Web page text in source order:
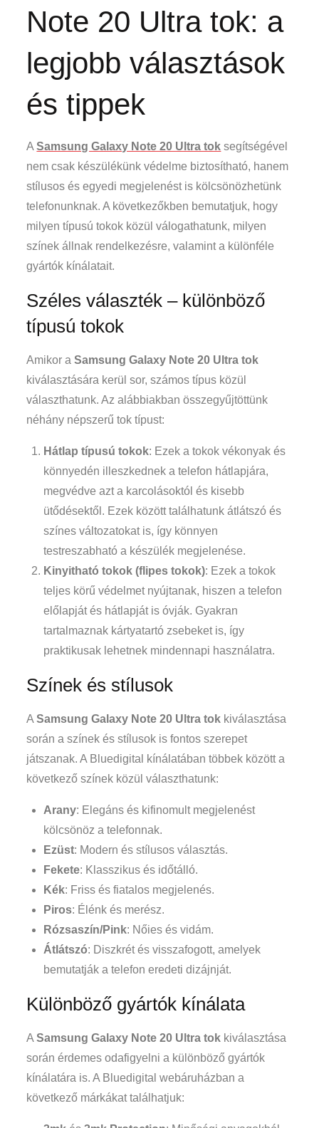
Note 20 Ultra tok: a
legjobb választások
és tippek
ASamsung Galaxy Note 20 Ultra tok segítségével
nem csak készülékünk védelme biztosítható, hanem
stílusos és egyedi megjelenést is kölcsönözhetünk
telefonunknak. A következőkben bemutatjuk, hogy
milyen típusú tokok közül válogathatunk, milyen
színek állnak rendelkezésre, valamint a különféle
gyártók kínálatait.
Széles választék – különböző
típusú tokok
Amikor aSamsung Galaxy Note 20 Ultra tok
kiválasztására kerül sor, számos típus közül
választhatunk. Az alábbiakban összegyűjtöttünk
néhány népszerű tok típust:
Hátlap típusú tokok: Ezek a tokok vékonyak és
könnyedén illeszkednek a telefon hátlapjára,
megvédve azt a karcolásoktól és kisebb
ütődésektől. Ezek között találhatunk átlátszó és
színes változatokat is, így könnyen
testreszabható a készülék megjelenése.
Kinyitható tokok (flipes tokok): Ezek a tokok
teljes körű védelmet nyújtanak, hiszen a telefon
előlapját és hátlapját is óvják. Gyakran
tartalmaznak kártyatartó zsebeket is, így
praktikusak lehetnek mindennapi használatra.
Színek és stílusok
ASamsung Galaxy Note 20 Ultra tok kiválasztása
során a színek és stílusok is fontos szerepet
játszanak. A Bluedigital kínálatában többek között a
következő színek közül választhatunk:
Arany: Elegáns és kifinomult megjelenést
kölcsönöz a telefonnak.
Ezüst: Modern és stílusos választás.
Fekete: Klasszikus és időtálló.
Kék: Friss és fiatalos megjelenés.
Piros: Élénk és merész.
Rózsaszín/Pink: Nőies és vidám.
Átlátszó: Diszkrét és visszafogott, amelyek
bemutatják a telefon eredeti dizájnját.
Különböző gyártók kínálata
ASamsung Galaxy Note 20 Ultra tok kiválasztása
során érdemes odafigyelni a különböző gyártók
kínálatára is. A Bluedigital webáruházban a
következő márkákat találhatjuk: